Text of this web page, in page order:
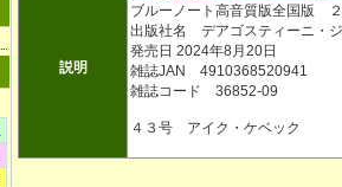
説明
ブルーノート高音質版全国版
出版社名 デアゴスティーニ・
発売日 2024年8月20日
雑誌JAN 4910368520941
雑誌コード 36852-09
４３号 アイク・ケベック